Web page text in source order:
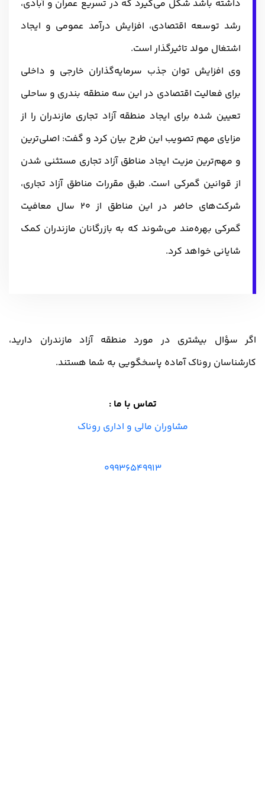
داشته باشد شکل می‌گیرد که در تسریع عمران و آبادی،
رشد توسعه اقتصادی، افزایش درآمد عمومی و ایجاد
اشتغال مولد تاثیرگذار است.
وی افزایش توان جذب سرمایه‌گذاران خارجی و داخلی
برای فعالیت اقتصادی در این سه منطقه بندری و ساحلی
تعیین شده برای ایجاد منطقه آزاد تجاری مازندران را از
مزایای مهم تصویب این طرح بیان کرد و گفت: اصلی‌ترین
و مهم‌ترین مزیت ایجاد مناطق آزاد تجاری مستثنی شدن
از قوانین گمرکی است. طبق مقررات مناطق آزاد تجاری،
شرکت‌های حاضر در این مناطق از 20 سال معافیت
گمرکی بهره‌مند می‌شوند که به بازرگانان مازندران کمک
شایانی خواهد کرد.
اگر سؤال بیشتری در مورد منطقه آزاد مازندران دارید،
کارشناسان روناک آماده پاسخگویی به شما هستند.
تماس با ما :
مشاوران مالی و اداری روناک
09936549913